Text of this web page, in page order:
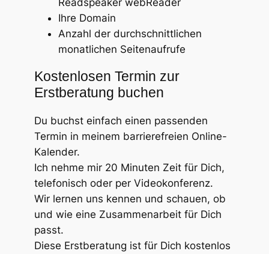
Readspeaker webReader
Ihre Domain
Anzahl der durchschnittlichen
monatlichen Seitenaufrufe
Kostenlosen Termin zur
Erstberatung buchen
Du buchst einfach einen passenden
Termin in meinem barrierefreien Online-
Kalender.
Ich nehme mir 20 Minuten Zeit für Dich,
telefonisch oder per Videokonferenz.
Wir lernen uns kennen und schauen, ob
und wie eine Zusammenarbeit für Dich
passt.
Diese Erstberatung ist für Dich kostenlos